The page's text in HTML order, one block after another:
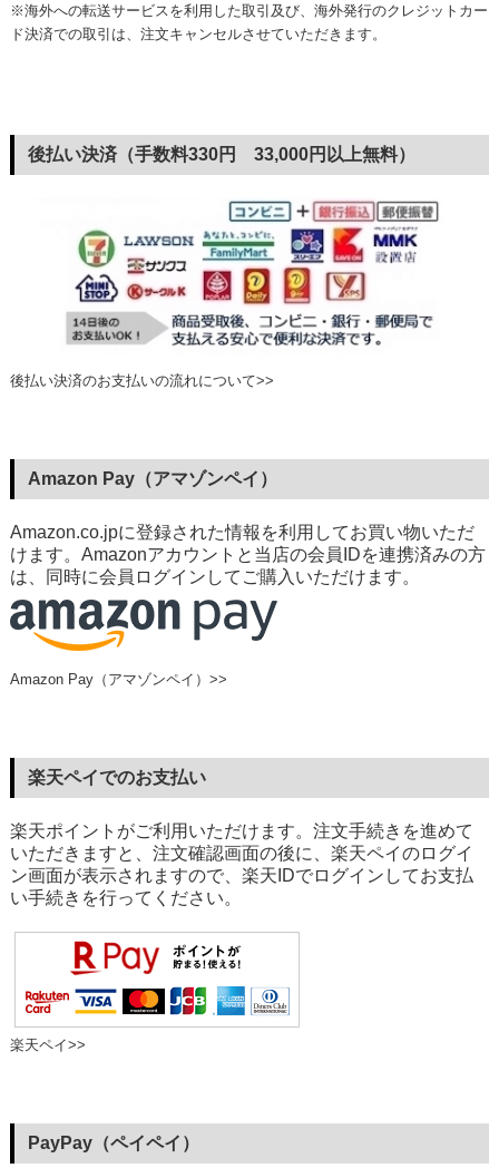
※海外への転送サービスを利用した取引及び、海外発行のクレジットカー
ド決済での取引は、注文キャンセルさせていただきます。
後払い決済（手数料330円 33,000円以上無料）
後払い決済のお支払いの流れについて>>
Amazon Pay（アマゾンペイ）
Amazon.co.jpに登録された情報を利用してお買い物いただ
けます。Amazonアカウントと当店の会員IDを連携済みの方
は、同時に会員ログインしてご購入いただけます。
Amazon Pay（アマゾンペイ）>>
楽天ペイでのお支払い
楽天ポイントがご利用いただけます。注文手続きを進めて
いただきますと、注文確認画面の後に、楽天ペイのログイ
ン画面が表示されますので、楽天IDでログインしてお支払
い手続きを行ってください。
楽天ペイ>>
PayPay（ペイペイ）